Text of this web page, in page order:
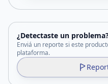
¿Detectaste un
Enviá un reporte si este
plataforma.